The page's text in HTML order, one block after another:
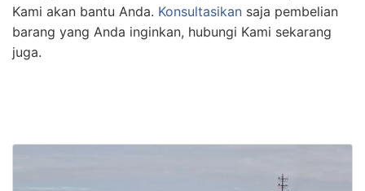
Kami akan bantu Anda. Konsultasikan saja pembelian
barang yang Anda inginkan, hubungi Kami sekarang
juga.